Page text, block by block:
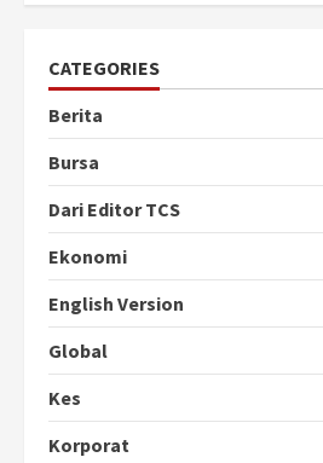
CATEGORIES
Berita
Bursa
Dari Editor TCS
Ekonomi
English Version
Global
Kes
Korporat